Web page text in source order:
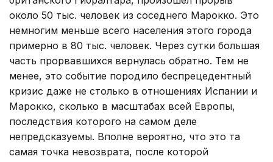
около 50 тыс. человек из соседнего Марокко. Это
немногим меньше всего населения этого города
примерно в 80 тыс. человек. Через сутки большая
часть прорвавшихся вернулась обратно. Тем не
менее, это событие породило беспрецедентный
кризис даже не столько в отношениях Испании и
Марокко, сколько в масштабах всей Европы,
последствия которого на самом деле
непредсказуемы. Вполне вероятно, что это та
самая точка невозврата, после которой